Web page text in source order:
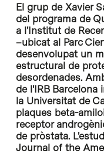
El grup de Xavier
del programa de
a l'Institut de
–ubicat al Parc
desenvolupat un
estructural de
desordenades.
de l'IRB Barcelona
la Universitat de
plaques beta-
receptor
de pròstata.
Journal of the